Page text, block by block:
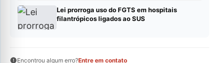
Lei prorroga uso do FGTS em hospitais
filantrópicos ligados ao SUS
Encontrou algum erro?Entre em contato